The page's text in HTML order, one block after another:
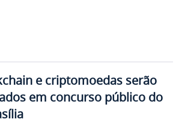
e criptomoedas serão
em concurso público do